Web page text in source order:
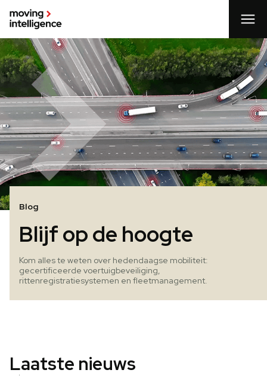
Blog
Blijf op de hoogte
Kom alles te weten over hedendaagse mobiliteit:
gecertificeerde voertuigbeveiliging,
rittenregistratiesystemen en fleetmanagement.
Laatste nieuws